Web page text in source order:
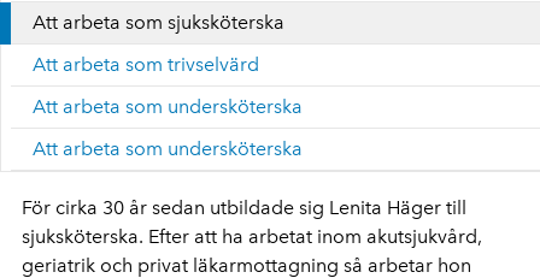
Att arbeta som sjuksköterska
Att arbeta som trivselvärd
Att arbeta som undersköterska
Att arbeta som undersköterska
För cirka 30 år sedan utbildade sig Lenita Häger till
sjuksköterska. Efter att ha arbetat inom akutsjukvård,
geriatrik och privat läkarmottagning så arbetar hon